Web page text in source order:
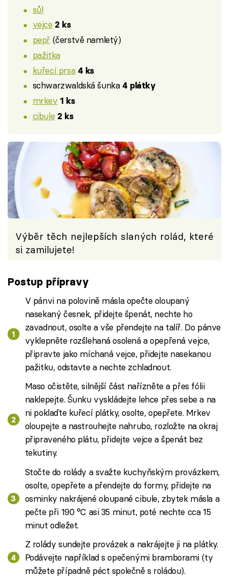
sůl
vejce 2 ks
pepř (čerstvě namletý)
pažitka
kuřecí prsa 4 ks
schwarzwaldská šunka 4 plátky
mrkev 1 ks
cibule 2 ks
Výběr těch nejlepších slaných rolád, které
si zamilujete!
Postup přípravy
V pánvi na polovině másla opečte oloupaný
nasekaný česnek, přidejte špenát, nechte ho
zavadnout, osolte a vše přendejte na talíř. Do pánve
vyklepněte rozšlehaná osolená a opepřená vejce,
připravte jako míchaná vejce, přidejte nasekanou
pažitku, odstavte a nechte zchladnout.
Maso očistěte, silnější část nařízněte a přes fólii
naklepejte. Šunku vyskládejte lehce přes sebe a na
ni poklaďte kuřecí plátky, osolte, opepřete. Mrkev
oloupejte a nastrouhejte nahrubo, rozložte na okraj
připraveného plátu, přidejte vejce a špenát bez
tekutiny.
Stočte do rolády a svažte kuchyňským provázkem,
osolte, opepřete a přendejte do formy, přidejte na
osminky nakrájené oloupané cibule, zbytek másla a
pečte při 190 °C asi 35 minut, poté nechte cca 15
minut odležet.
Z rolády sundejte provázek a nakrájejte ji na plátky.
Podávejte například s opečenými bramborami (ty
můžete případně péct společně s roládou).